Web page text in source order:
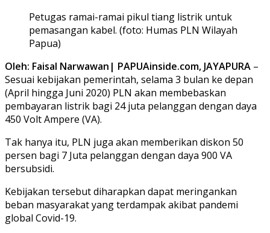
Petugas ramai-ramai pikul tiang listrik untuk
pemasangan kabel. (foto: Humas PLN Wilayah
Papua)
Oleh: Faisal Narwawan| PAPUAinside.com, JAYAPURA –
Sesuai kebijakan pemerintah, selama 3 bulan ke depan
(April hingga Juni 2020) PLN akan membebaskan
pembayaran listrik bagi 24 juta pelanggan dengan daya
450 Volt Ampere (VA).
Tak hanya itu, PLN juga akan memberikan diskon 50
persen bagi 7 Juta pelanggan dengan daya 900 VA
bersubsidi.
Kebijakan tersebut diharapkan dapat meringankan
beban masyarakat yang terdampak akibat pandemi
global Covid-19.